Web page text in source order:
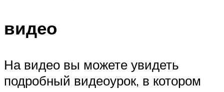
видео
На видео вы можете увидеть
подробный видеоурок, в котором